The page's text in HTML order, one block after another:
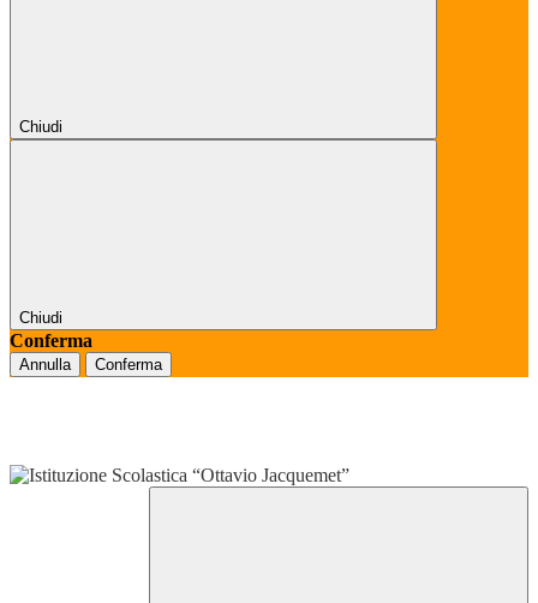
Chiudi
Chiudi
Conferma
Annulla Conferma